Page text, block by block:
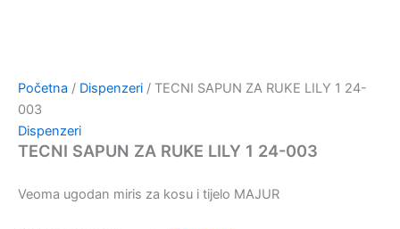
Početna / Dispenzeri / TECNI SAPUN ZA RUKE LILY 1 24-
003
Dispenzeri
TECNI SAPUN ZA RUKE LILY 1 24-003
Veoma ugodan miris za kosu i tijelo MAJUR